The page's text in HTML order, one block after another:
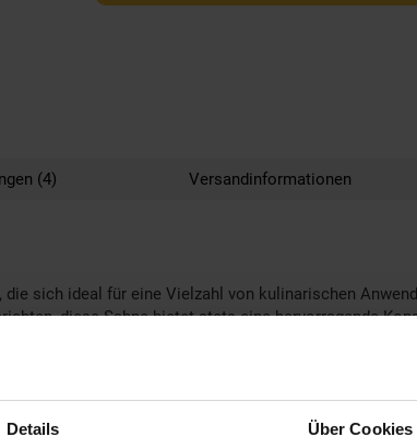
Details Über Cookies
(4) Versandinformationen
sich ideal für eine Vielzahl von kulinarischen
diese Sahne bietet stets eine hervorragende